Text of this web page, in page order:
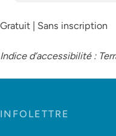
Gratuit | Sans inscription
Indice d’accessibilité :
INFOLETTRE